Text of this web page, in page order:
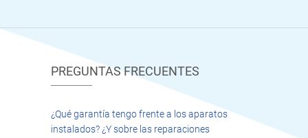
PREGUNTAS FRECUENTES
¿Qué garantía tengo frente a los aparatos
instalados? ¿Y sobre las reparaciones